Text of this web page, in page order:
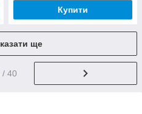
Купити
ще
/ 40